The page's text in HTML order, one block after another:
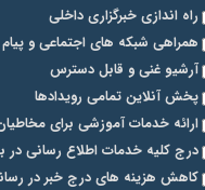
راه اندازی خبرگزاری داخلی
همراهی شبکه های اجتماعی و
آرشیو غنی و قابل دسترس
پخش آنلاین تمامی رویدادها
ارائه خدمات آموزشی برای
درج کلیه خدمات اطلاع رسانی در
کاهش هزینه های درج خبر در